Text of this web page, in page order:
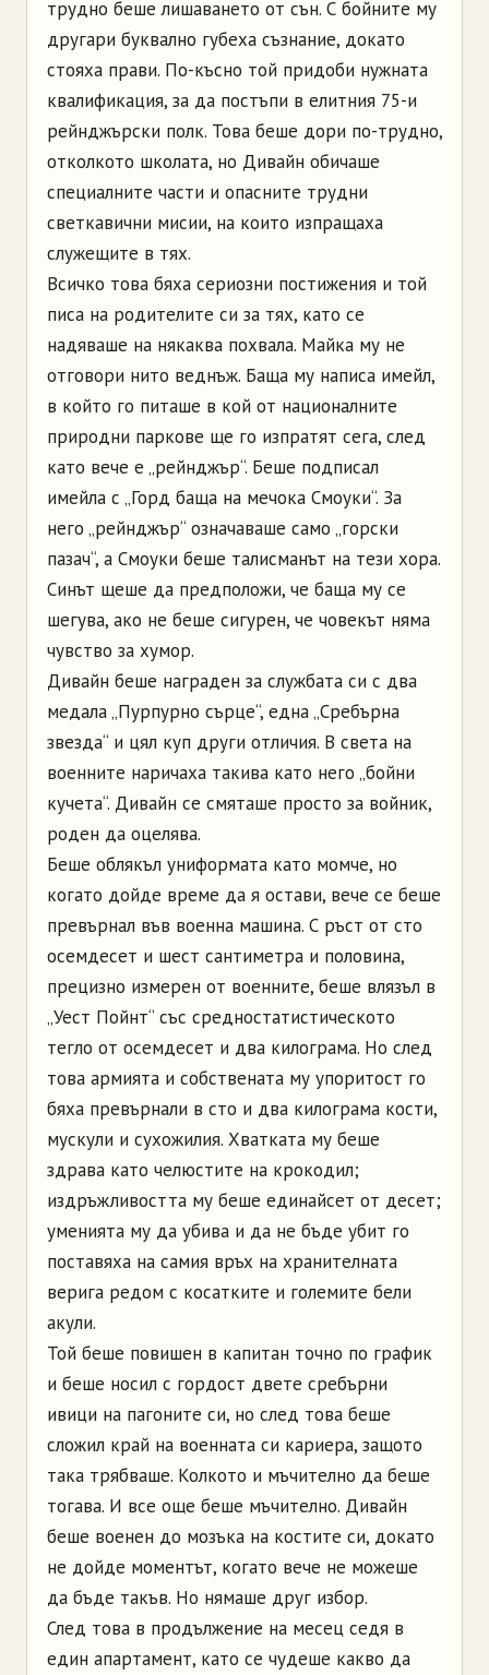
трудно беше лишаването от сън. С бойните му
другари буквално губеха съзнание, докато
стояха прави. По-късно той придоби нужната
квалификация, за да постъпи в елитния 75-и
рейнджърски полк. Това беше дори по-трудно,
отколкото школата, но Дивайн обичаше
специалните части и опасните трудни
светкавични мисии, на които изпращаха
служещите в тях.
Всичко това бяха сериозни постижения и той
писа на родителите си за тях, като се
надяваше на някаква похвала. Майка му не
отговори нито веднъж. Баща му написа имейл,
в който го питаше в кой от националните
природни паркове ще го изпратят сега, след
като вече е „рейнджър“. Беше подписал
имейла с „Горд баща на мечока Смоуки“. За
него „рейнджър“ означаваше само „горски
пазач“, а Смоуки беше талисманът на тези хора.
Синът щеше да предположи, че баща му се
шегува, ако не беше сигурен, че човекът няма
чувство за хумор.
Дивайн беше награден за службата си с два
медала „Пурпурно сърце“, една „Сребърна
звезда“ и цял куп други отличия. В света на
военните наричаха такива като него „бойни
кучета“. Дивайн се смяташе просто за войник,
роден да оцелява.
Беше облякъл униформата като момче, но
когато дойде време да я остави, вече се беше
превърнал във военна машина. С ръст от сто
осемдесет и шест сантиметра и половина,
прецизно измерен от военните, беше влязъл в
„Уест Пойнт“ със средностатистическото
тегло от осемдесет и два килограма. Но след
това армията и собствената му упоритост го
бяха превърнали в сто и два килограма кости,
мускули и сухожилия. Хватката му беше
здрава като челюстите на крокодил;
издръжливостта му беше единайсет от десет;
уменията му да убива и да не бъде убит го
поставяха на самия връх на хранителната
верига редом с косатките и големите бели
акули.
Той беше повишен в капитан точно по график
и беше носил с гордост двете сребърни
ивици на пагоните си, но след това беше
сложил край на военната си кариера, защото
така трябваше. Колкото и мъчително да беше
тогава. И все още беше мъчително. Дивайн
беше военен до мозъка на костите си, докато
не дойде моментът, когато вече не можеше
да бъде такъв. Но нямаше друг избор.
След това в продължение на месец седя в
един апартамент, като се чудеше какво да